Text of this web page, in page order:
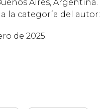
Aires, Argentina.
la categoría del autor:
de 2025.